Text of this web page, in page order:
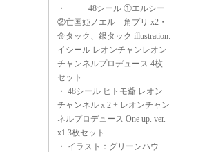
・
48シール ①エルシー
②亡国姫ノエル 角プリ x2・
金タック、銀タック illustration:
イシール レオンチャンレオン
チャンネルプロデュース 4枚
セット
・ 48シール ヒトモ爺 レオン
チャンネル x 2 + レオンチャン
ネルプロデュース One up. ver.
x1 3枚セット
・ イラスト：グリーンハウ